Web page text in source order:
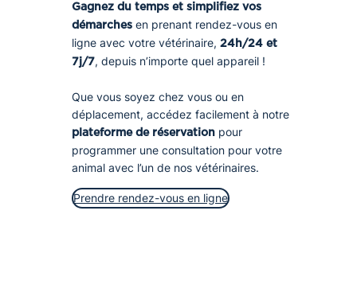
Gagnez du temps et simplifiez vos
démarches en prenant rendez-vous en
ligne avec votre vétérinaire, 24h/24 et
7j/7, depuis n’importe quel appareil !
Que vous soyez chez vous ou en
déplacement, accédez facilement à notre
plateforme de réservation pour
programmer une consultation pour votre
animal avec l’un de nos vétérinaires.
Prendre rendez-vous en ligne